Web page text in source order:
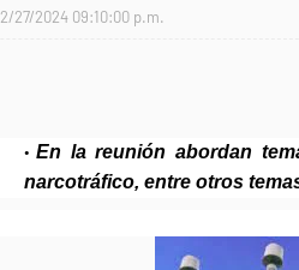
2/27/2024 09:10:00 p.m.
En la reunión abordan
narcotráfico, entre otros